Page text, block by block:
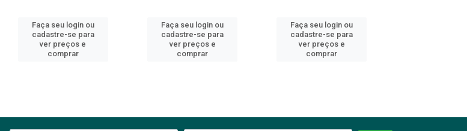
Faça seu login ou
cadastre-se para
ver preços e
comprar
Faça seu login ou
cadastre-se para
ver preços e
comprar
Faça seu login ou
cadastre-se para
ver preços e
comprar